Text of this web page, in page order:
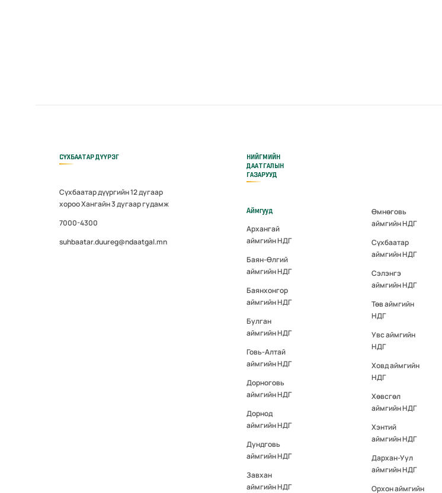
СҮХБААТАР ДҮҮРЭГ
Сүхбаатар дүүргийн 12 дугаар
хороо Хангайн 3 дугаар гудамж
7000-4300
suhbaatar.duureg@ndaatgal.mn
НИЙГМИЙН
ДААТГАЛЫН
ГАЗАРУУД
Аймгууд
Архангай
аймгийн НДГ
Баян-Өлгий
аймгийн НДГ
Баянхонгор
аймгийн НДГ
Булган
аймгийн НДГ
Говь-Алтай
аймгийн НДГ
Дорноговь
аймгийн НДГ
Дорнод
аймгийн НДГ
Дундговь
аймгийн НДГ
Завхан
аймгийн НДГ
Өмнөговь
аймгийн НДГ
Сүхбаатар
аймгийн НДГ
Сэлэнгэ
аймгийн НДГ
Төв аймгийн
НДГ
Увс аймгийн
НДГ
Ховд аймгийн
НДГ
Хөвсгөл
аймгийн НДГ
Хэнтий
аймгийн НДГ
Дархан-Уул
аймгийн НДГ
Орхон аймгийн